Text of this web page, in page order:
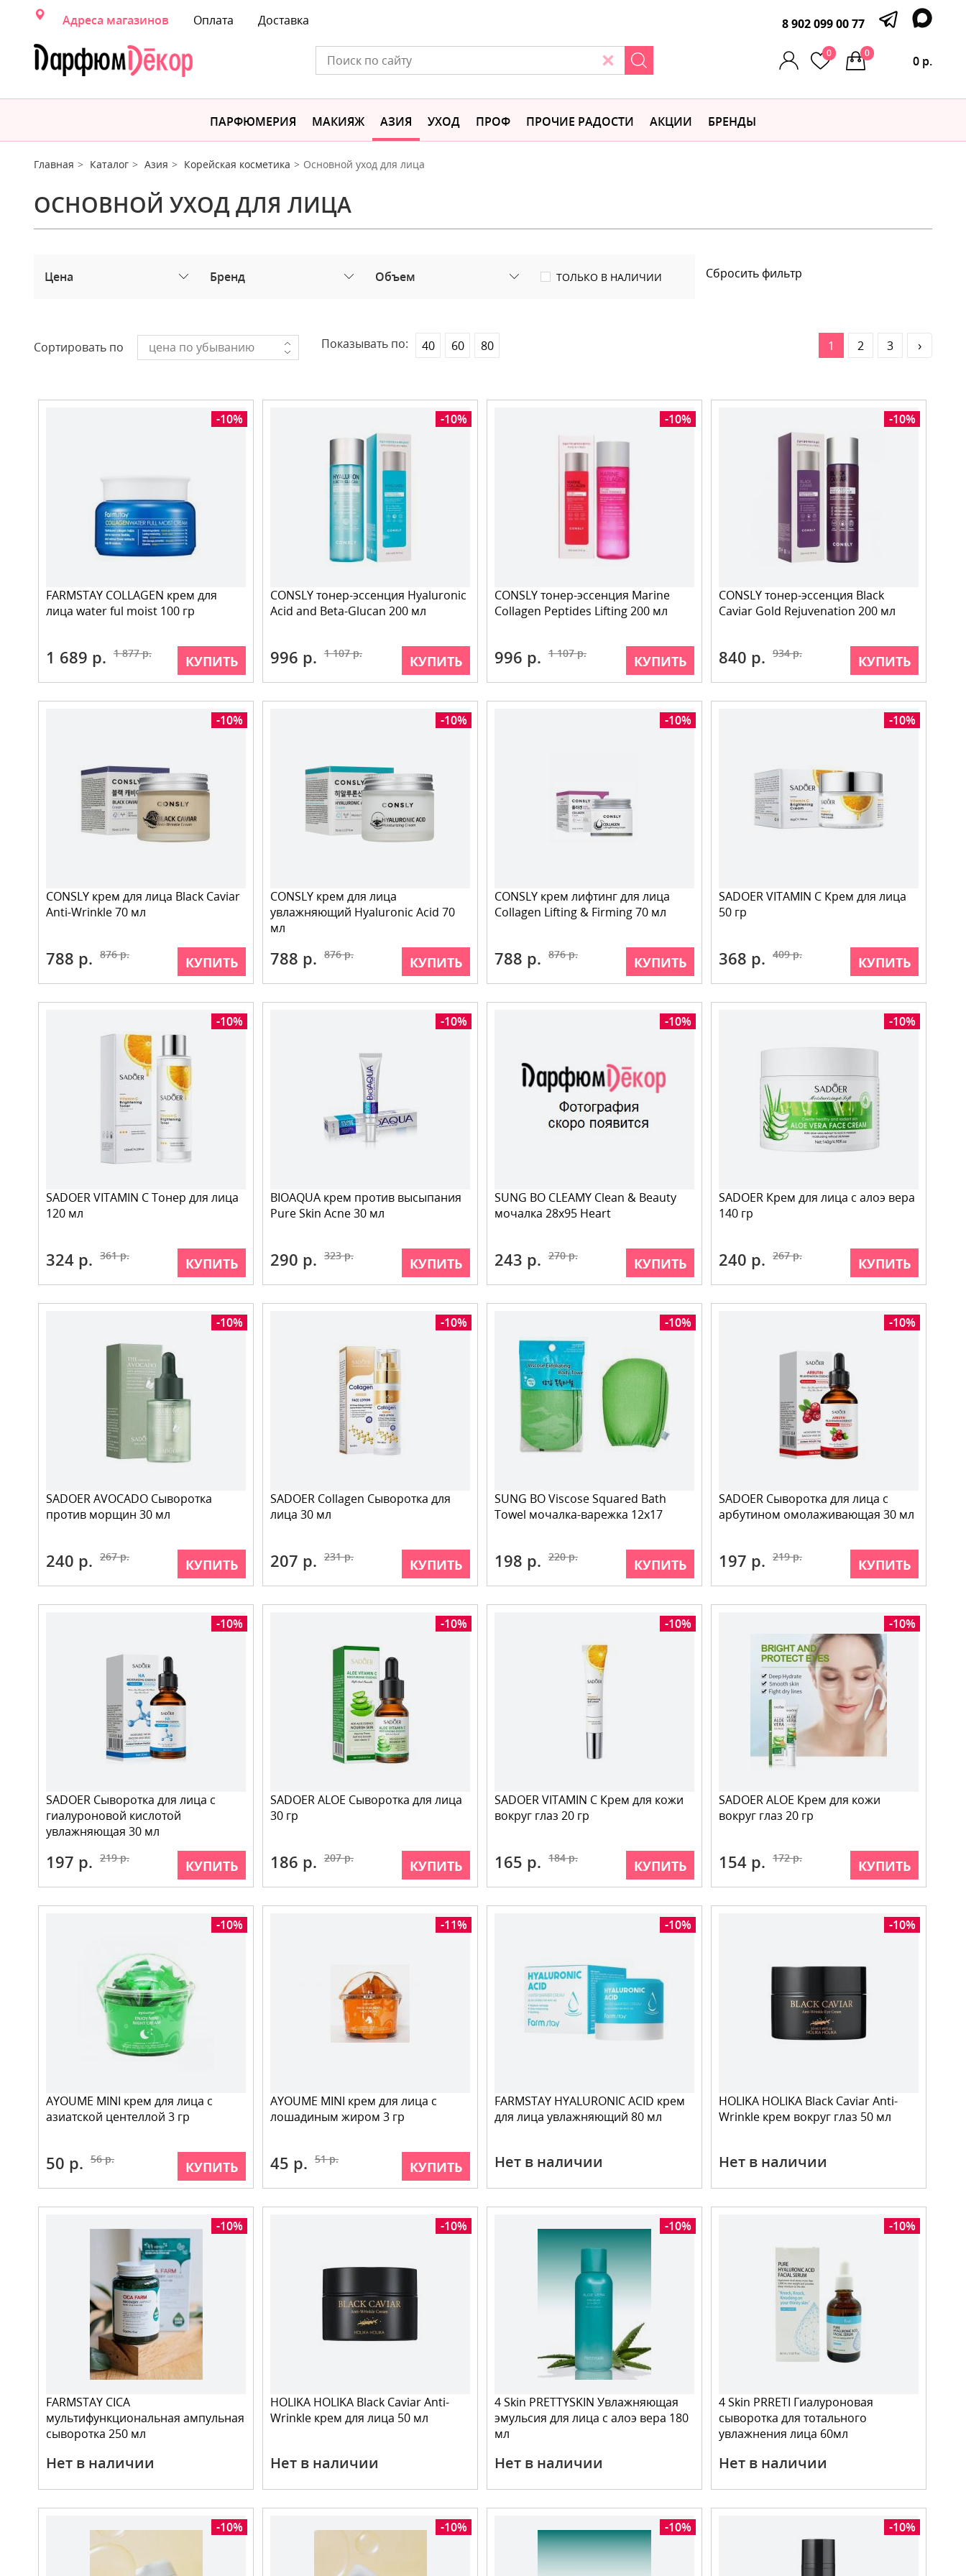
Адреса магазинов Оплата Доставка 8 902 099 00 77
0
0 р.
0
ПАРФЮМЕРИЯ МАКИЯЖ АЗИЯ УХОД ПРОФ ПРОЧИЕ РАДОСТИ АКЦИИ БРЕНДЫ
Главная Каталог Азия Корейская косметика Основной уход для лица
ОСНОВНОЙ УХОД ДЛЯ ЛИЦА
Цена Бренд Объем ТОЛЬКО В НАЛИЧИИ Сбросить фильтр
Сортировать по цена по убыванию Показывать по: 40 60 80 1 2 3 ›
-10%
FARMSTAY COLLAGEN крем для
лица water ful moist 100 гр
1 689 р. 1 877 р. КУПИТЬ
-10%
CONSLY тонер-эссенция Hyaluronic
Acid and Beta-Glucan 200 мл
996 р. 1 107 р. КУПИТЬ
-10%
CONSLY тонер-эссенция Marine
Collagen Peptides Lifting 200 мл
996 р. 1 107 р. КУПИТЬ
-10%
CONSLY тонер-эссенция Black
Caviar Gold Rejuvenation 200 мл
840 р. 934 р. КУПИТЬ
-10%
CONSLY крем для лица Black Caviar
Anti-Wrinkle 70 мл
788 р. 876 р. КУПИТЬ
-10%
CONSLY крем для лица
увлажняющий Hyaluronic Acid 70
мл
788 р. 876 р. КУПИТЬ
-10%
CONSLY крем лифтинг для лица
Collagen Lifting & Firming 70 мл
788 р. 876 р. КУПИТЬ
-10%
SADOER VITAMIN C Крем для лица
50 гр
368 р. 409 р. КУПИТЬ
-10%
SADOER VITAMIN C Тонер для лица
120 мл
324 р. 361 р. КУПИТЬ
-10%
BIOAQUA крем против высыпания
Pure Skin Acne 30 мл
290 р. 323 р. КУПИТЬ
-10%
SUNG BO CLEAMY Clean & Beauty
мочалка 28х95 Heart
243 р. 270 р. КУПИТЬ
-10%
SADOER Крем для лица с алоэ вера
140 гр
240 р. 267 р. КУПИТЬ
-10%
SADOER AVOCADO Сыворотка
против морщин 30 мл
240 р. 267 р. КУПИТЬ
-10%
SADOER Collagen Сыворотка для
лица 30 мл
207 р. 231 р. КУПИТЬ
-10%
SUNG BO Viscose Squared Bath
Towel мочалка-варежка 12х17
198 р. 220 р. КУПИТЬ
-10%
SADOER Сыворотка для лица с
арбутином омолаживающая 30 мл
197 р. 219 р. КУПИТЬ
-10%
SADOER Сыворотка для лица с
гиалуроновой кислотой
увлажняющая 30 мл
197 р. 219 р. КУПИТЬ
-10%
SADOER ALOE Сыворотка для лица
30 гр
186 р. 207 р. КУПИТЬ
-10%
SADOER VITAMIN C Крем для кожи
вокруг глаз 20 гр
165 р. 184 р. КУПИТЬ
-10%
SADOER ALOE Крем для кожи
вокруг глаз 20 гр
154 р. 172 р. КУПИТЬ
-10%
AYOUME MINI крем для лица с
азиатской центеллой 3 гр
50 р. 56 р. КУПИТЬ
-11%
AYOUME MINI крем для лица с
лошадиным жиром 3 гр
45 р. 51 р. КУПИТЬ
-10%
FARMSTAY HYALURONIC ACID крем
для лица увлажняющий 80 мл
Нет в наличии
-10%
HOLIKA HOLIKA Black Caviar Anti-
Wrinkle крем вокруг глаз 50 мл
Нет в наличии
-10%
FARMSTAY CICA
мультифункциональная ампульная
сыворотка 250 мл
Нет в наличии
-10%
HOLIKA HOLIKA Black Caviar Anti-
Wrinkle крем для лица 50 мл
Нет в наличии
-10%
4 Skin PRETTYSKIN Увлажняющая
эмульсия для лица с алоэ вера 180
мл
Нет в наличии
-10%
4 Skin PRRETI Гиалуроновая
сыворотка для тотального
увлажнения лица 60мл
Нет в наличии
-10% -10% -10% -10%